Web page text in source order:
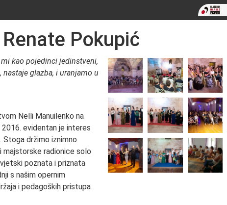
Pokupić
kao pojedinci jedinstveni,
glazba, i uranjamo u
Nelli Manuilenko na
evidentan je interes
držimo iznimno
majstorske radionice solo
poznata i priznata
s našim opernim
i pedagoških pristupa